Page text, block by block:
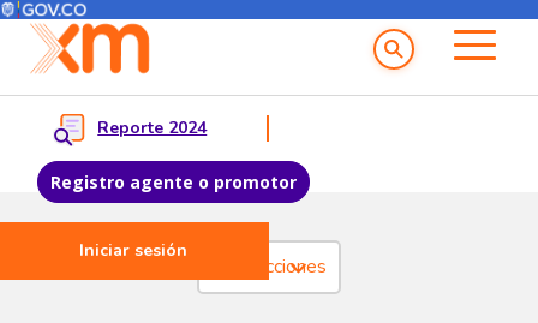
Pasar al contenido principal
Menú del Usuario
Reporte 2024
Registro agente o promotor
Iniciar sesión
Menu principal
Transacciones - Cargo por
Transacciones